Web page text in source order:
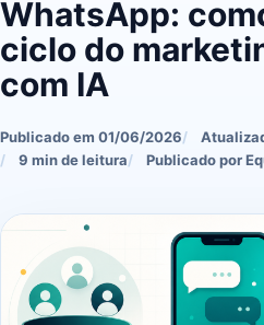
WhatsApp:
ciclo do
com IA
Publicado em 01/06/2026
9 min de leitura
Publicado por